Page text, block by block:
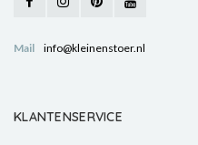
Mail info@kleinenstoer.nl
KLANTENSERVICE